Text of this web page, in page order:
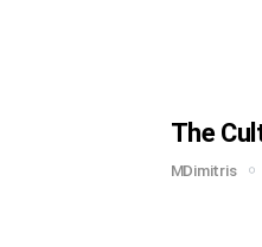
The
MDimitris